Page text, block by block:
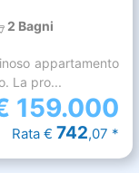
2 Bagni
appartamento
La pro...
159.000
Rata € 742,07 *